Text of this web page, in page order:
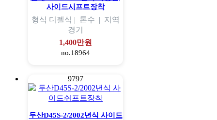
사이드시프트장착
형식 디젤식 | 톤수 | 지역
경기
1,400만원
no.18964
9797
두산D45S-2/2002년식 사이드